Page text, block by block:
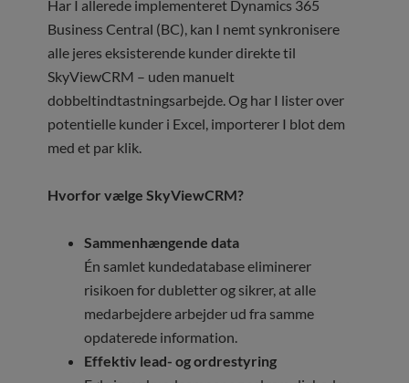
Har I allerede implementeret Dynamics 365
Business Central (BC), kan I nemt synkronisere
alle jeres eksisterende kunder direkte til
SkyViewCRM – uden manuelt
dobbeltindtastningsarbejde. Og har I lister over
potentielle kunder i Excel, importerer I blot dem
med et par klik.
Hvorfor vælge SkyViewCRM?
Sammenhængende data
Én samlet kundedatabase eliminerer
risikoen for dubletter og sikrer, at alle
medarbejdere arbejder ud fra samme
opdaterede information.
Effektiv lead- og ordrestyring